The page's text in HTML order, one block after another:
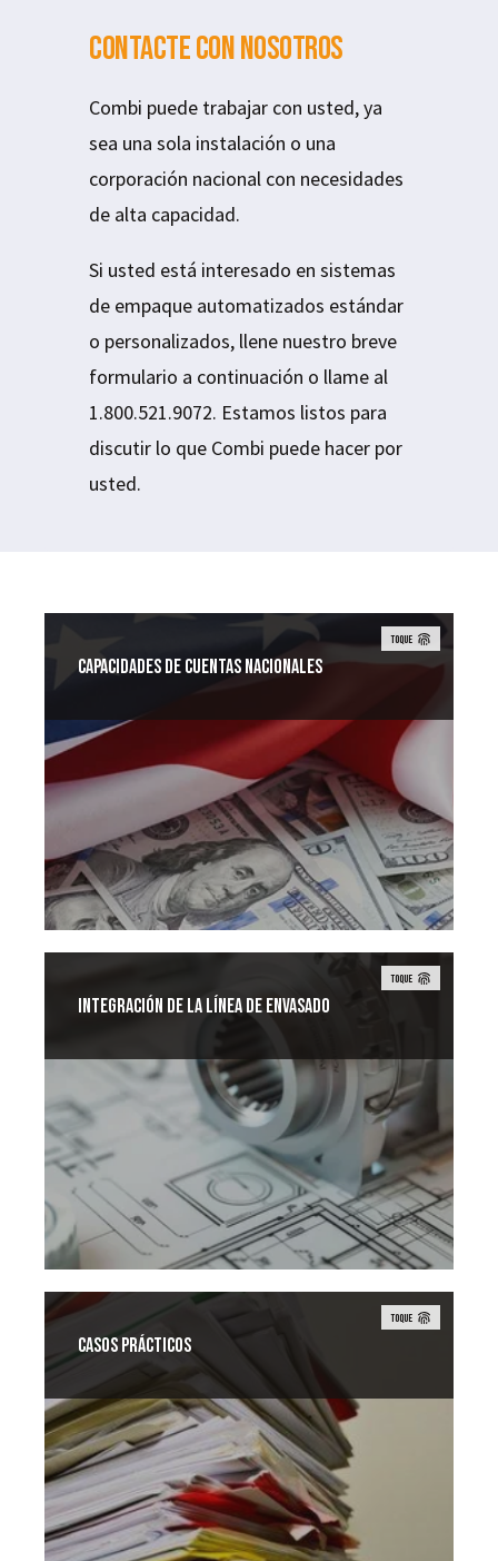
Contacte con nosotros
Combi puede trabajar con usted, ya
sea una sola instalación o una
corporación nacional con necesidades
de alta capacidad.
Si usted está interesado en sistemas
de empaque automatizados estándar
o personalizados, llene nuestro breve
formulario a continuación o llame al
1.800.521.9072. Estamos listos para
discutir lo que Combi puede hacer por
usted.
TOQUE
CAPACIDADES DE CUENTAS NACIONALES
TOQUE
Integración de la línea de envasado
TOQUE
Casos prácticos
Cada uno de nuestros clientes -de una
amplia gama de sectores- tiene
necesidades y requisitos de envasado
únicos.